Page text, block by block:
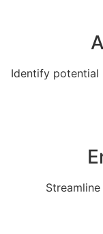
Identify potential